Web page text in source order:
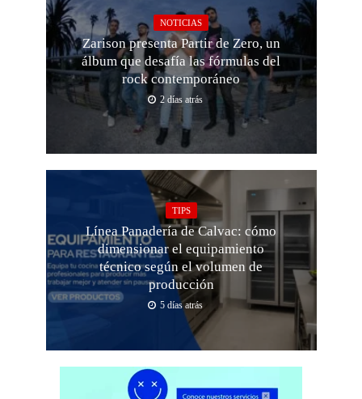
NOTICIAS
Zarison presenta Partir de Zero, un
álbum que desafía las fórmulas del
rock contemporáneo
2 días atrás
TIPS
Línea Panadería de Calvac: cómo
dimensionar el equipamiento
técnico según el volumen de
producción
5 días atrás